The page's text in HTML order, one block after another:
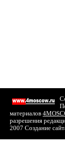
материалов
разрешения
2007 Создание